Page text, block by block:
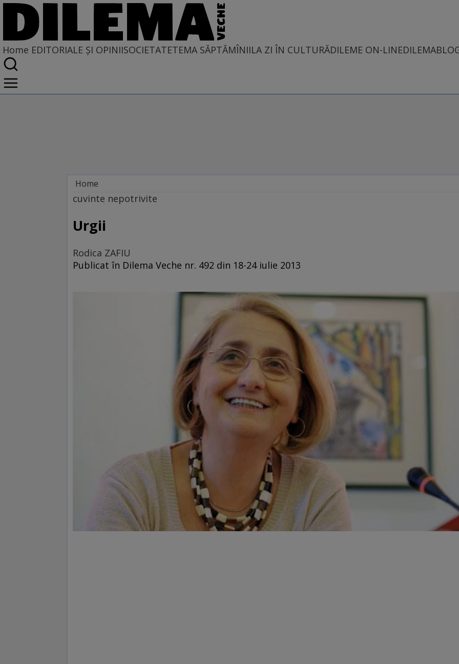
Home EDITORIALE ȘI OPINIISOCIETATETEMA SĂPTĂMÎNIILA ZI ÎN CULTURĂDILEME ON-LINE
Home
EDITORIALE ȘI OPINII
TÎLC SHOW
cuvinte nepotrivite
Urgii
Rodica ZAFIU
Publicat în Dilema Veche nr. 492 din 18-24 iulie 2013